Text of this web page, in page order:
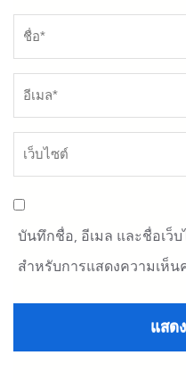
บันทึกชื่อ, อีเมล และชื่อเว็
สำหรับการแสดงความเห็น